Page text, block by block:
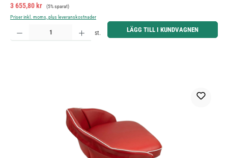
Försäljningspris:
3 655,80 kr Ordinarie pris:
(5% sparat)
Priser inkl. moms, plus leveranskostnader
Produktkvantitet: Ange önskat belopp eller använd knapparna för att öka eller minska kvantiteten.
st. LÄGG TILL I KUNDVAGNEN